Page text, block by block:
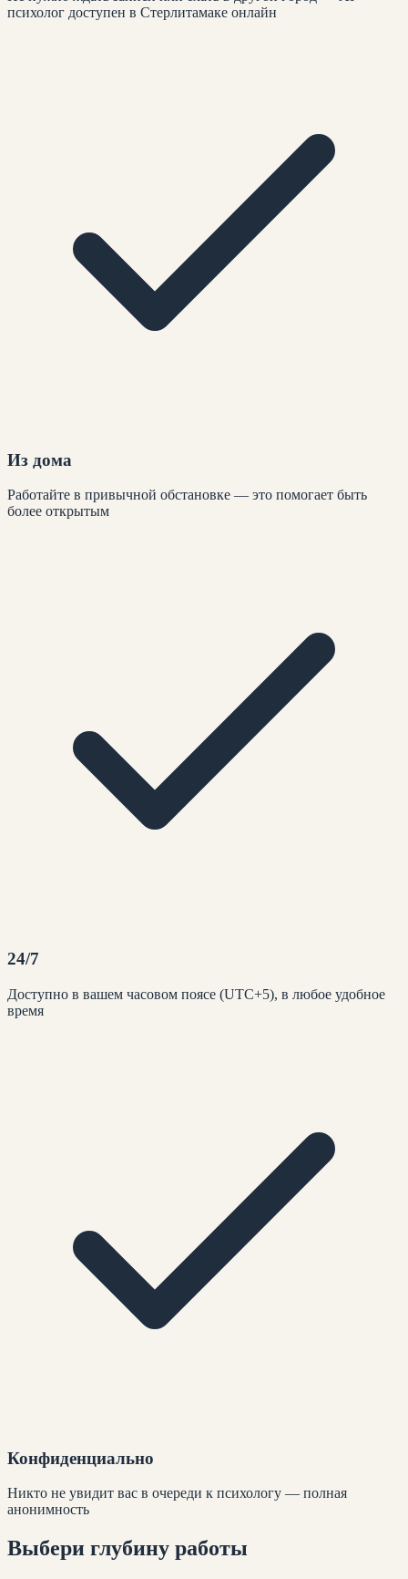
психолог доступен в Стерлитамаке онлайн
Из дома
Работайте в привычной обстановке — это помогает быть
более открытым
24/7
Доступно в вашем часовом поясе (UTC+5), в любое удобное
время
Конфиденциально
Никто не увидит вас в очереди к психологу — полная
анонимность
Выбери глубину работы